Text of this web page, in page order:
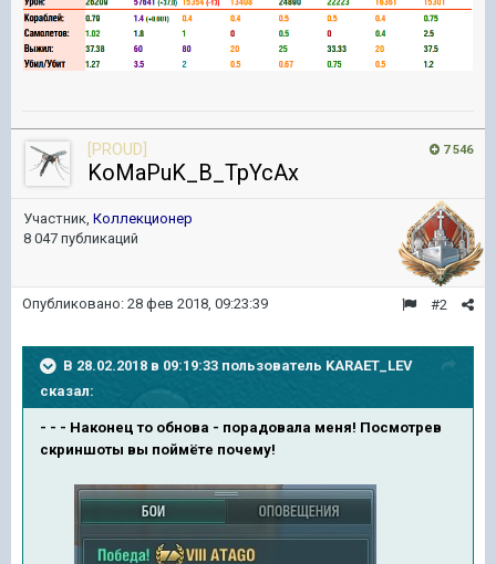
7 546
[PROUD]
KoMaPuK_B_TpYcAx
Участник, Коллекционер
8 047 публикаций
#2
Опубликовано: 28 фев 2018, 09:23:39
В 28.02.2018 в 09:19:33 пользователь KARAET_LEV
сказал:
- - - Наконец то обнова - порадовала меня! Посмотрев
скриншоты вы поймёте почему!